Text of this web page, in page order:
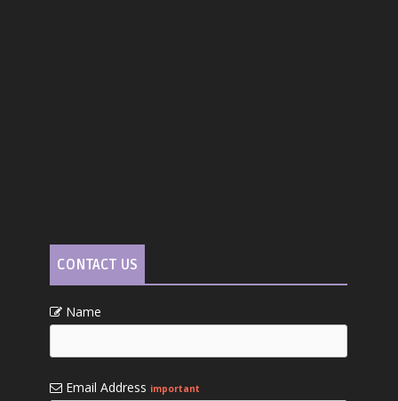
CONTACT US
Name
Email Address important